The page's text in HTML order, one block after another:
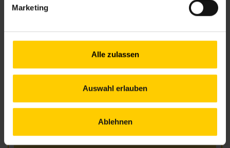
Marketing
Alle zulassen
Auswahl erlauben
Ablehnen
Anfahrt
10.00–12.00 & 13.00–16.00 Uhr
Mi.
13.00–18.00 Uhr
09.00–14.00 Uhr
09.00–13.00 Uhr